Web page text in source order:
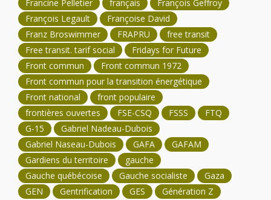
Francine Pelletier
français
François Geffroy
François Legault
Françoise David
Franz Broswimmer
FRAPRU
free transit
Free transit. tarif social
Fridays for Future
Front commun
Front commun 1972
Front commun pour la transition énergétique
Front national
front populaire
frontières ouvertes
FSE-CSQ FSSS
FTQ
G-15
Gabriel Nadeau-Dubois
Gabriel Naseau-Dubois
GAFA
GAFAM
Gardiens du territoire
gauche
Gauche québécoise
Gauche socialiste
Gaza
GEN
Gentrification GES
Génération Z